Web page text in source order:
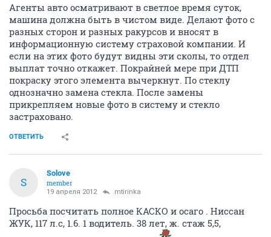
Агенты авто осматривают в светлое время суток,
машина должна быть в чистом виде. Делают фото с
разных сторон и разных ракурсов и вносят в
информационную систему страховой компании. И
если на этих фото будут видны эти сколы, то отдел
выплат точно откажет. Покрайней мере при ДТП
покраску этого элемента вычеркнут. По стеклу
однозначно замена стекла. После замены
прикрепляем новые фото в систему и стекло
застраховано.
ОТВЕТИТЬ
S
Solove
member
19 апреля 2012 mtirinka
Просьба посчитать полное КАСКО и осаго . Ниссан
ЖУК, 117 л.с, 1.6. 1 водитель. 38 лет, ж. стаж 5,5,